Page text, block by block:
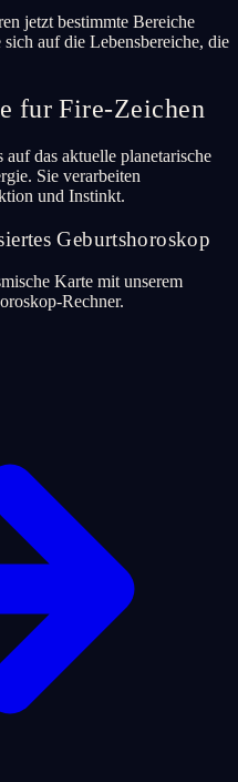
jetzt bestimmte Bereiche
auf die Lebensbereiche, die
fur Fire-Zeichen
das aktuelle planetarische
Sie verarbeiten
und Instinkt.
Geburtshoroskop
Karte mit unserem
Rechner.